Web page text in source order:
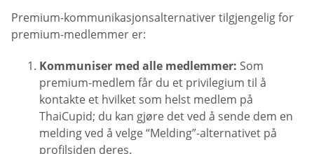
Premium-kommunikasjonsalternativer tilgjengelig for
premium-medlemmer er:
Kommuniser med alle medlemmer: Som
premium-medlem får du et privilegium til å
kontakte et hvilket som helst medlem på
ThaiCupid; du kan gjøre det ved å sende dem en
melding ved å velge “Melding”-alternativet på
profilsiden deres.